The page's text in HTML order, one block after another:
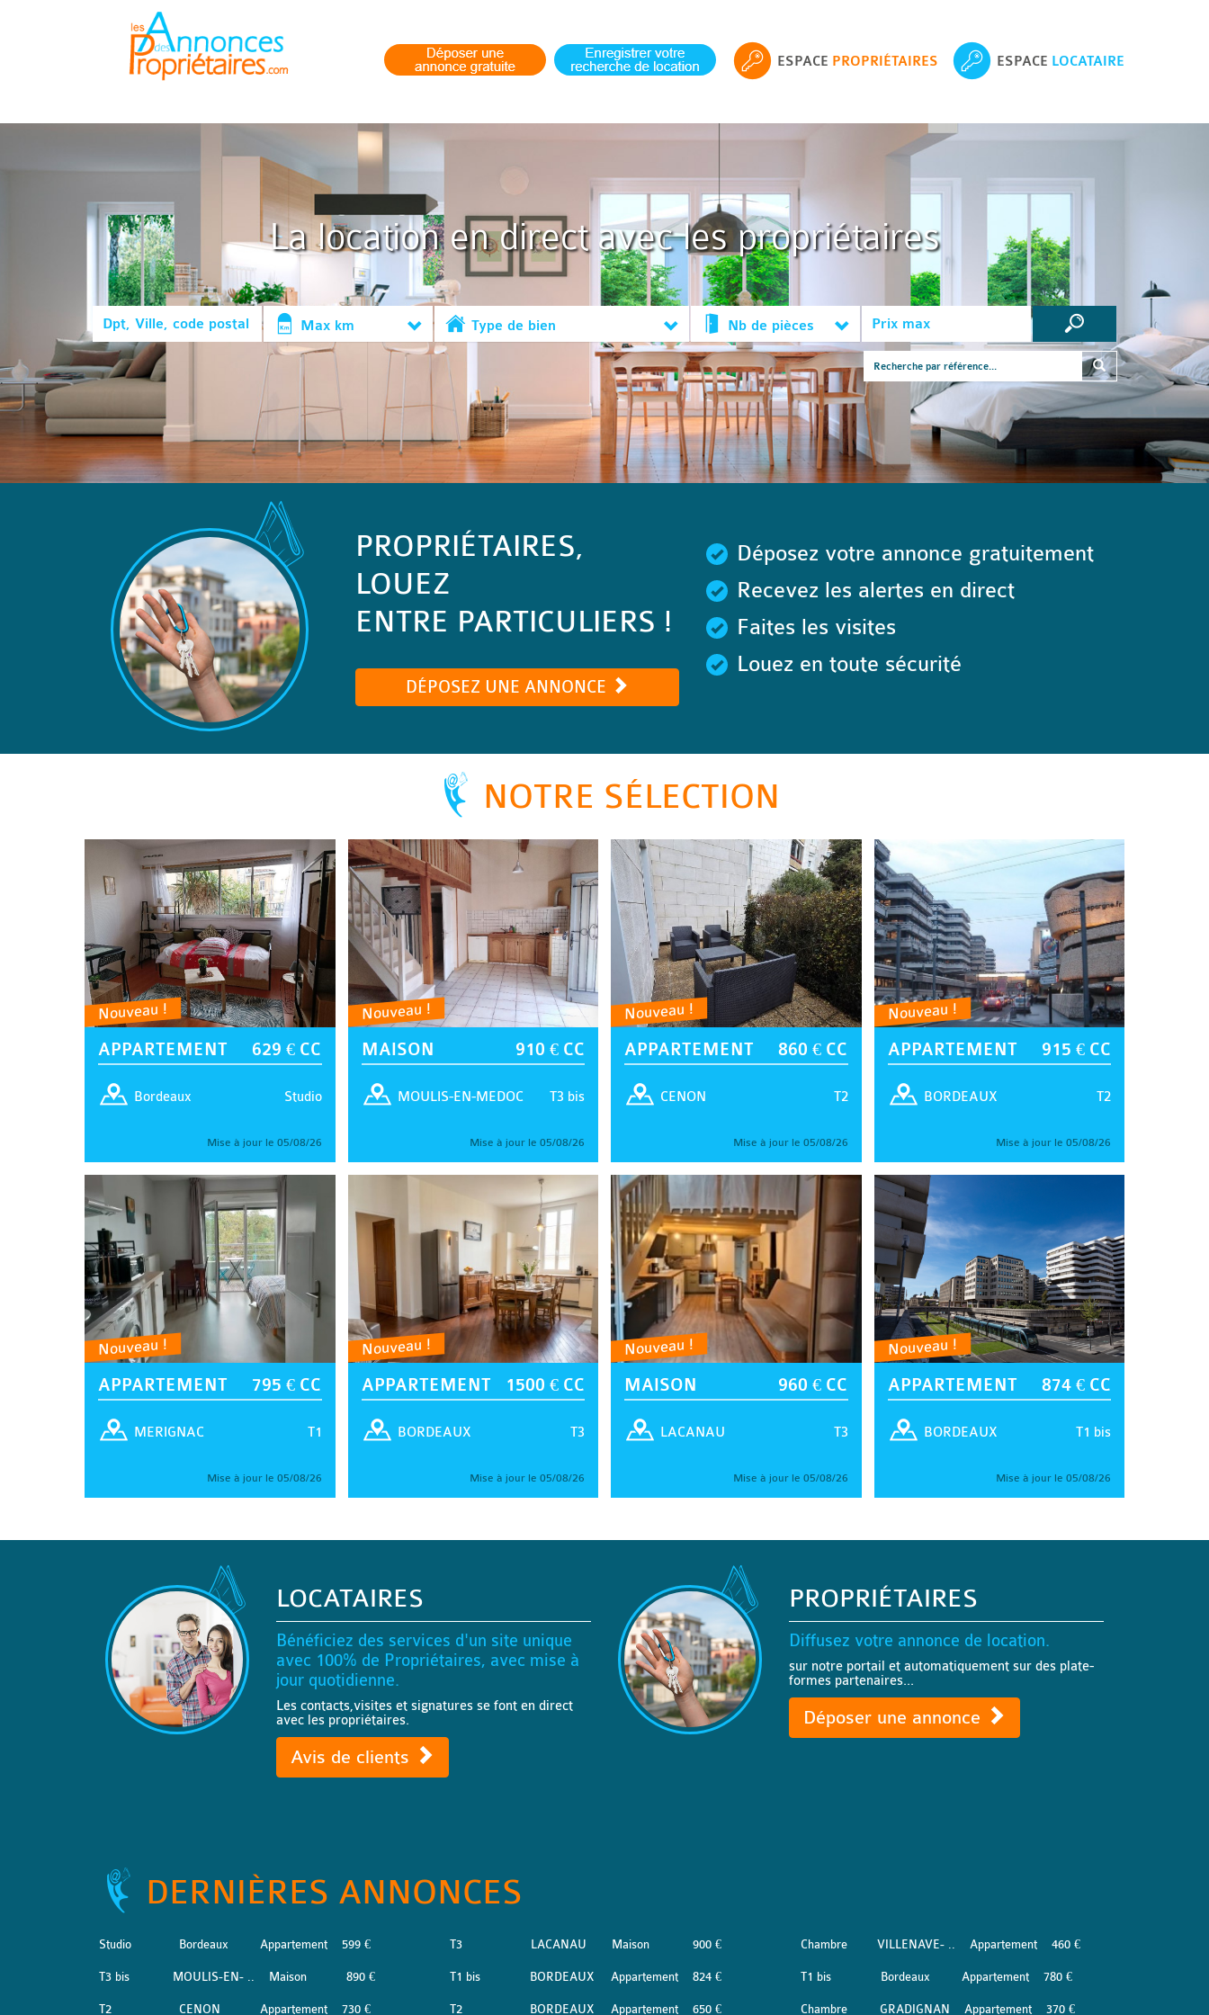
ESPACE PROPRIÉTAIRES ESPACE LOCATAIRE
La location en direct avec les propriétaires
Max km Type de bien Nb de pièces
PROPRIÉTAIRES,
LOUEZ
ENTRE PARTICULIERS !
DÉPOSEZ UNE ANNONCE
Déposez votre annonce gratuitement
Recevez les alertes en direct
Faites les visites
Louez en toute sécurité
NOTRE SÉLECTION
Nouveau !
APPARTEMENT 629 € CC
Studio
Bordeaux
Mise à jour le 05/08/26
Nouveau !
MAISON 910 € CC
T3 bis
MOULIS-EN-MEDOC
Mise à jour le 05/08/26
Nouveau !
APPARTEMENT 860 € CC
T2
CENON
Mise à jour le 05/08/26
Nouveau !
APPARTEMENT 915 € CC
T2
BORDEAUX
Mise à jour le 05/08/26
Nouveau !
APPARTEMENT 795 € CC
T1
MERIGNAC
Mise à jour le 05/08/26
Nouveau !
APPARTEMENT 1500 € CC
T3
BORDEAUX
Mise à jour le 05/08/26
Nouveau !
MAISON 960 € CC
T3
LACANAU
Mise à jour le 05/08/26
Nouveau !
APPARTEMENT 874 € CC
T1 bis
BORDEAUX
Mise à jour le 05/08/26
LOCATAIRES
Bénéficiez des services d'un site unique
avec 100% de Propriétaires, avec mise à
jour quotidienne.
Les contacts,visites et signatures se font en direct
avec les propriétaires.
Avis de clients
PROPRIÉTAIRES
Diffusez votre annonce de location.
sur notre portail et automatiquement sur des plate-
formes partenaires...
Déposer une annonce
DERNIÈRES ANNONCES
Studio Bordeaux Appartement 599 €
T3 bis MOULIS-EN- .. Maison 890 €
T2 CENON Appartement 730 €
T3 LACANAU Maison 900 €
T1 bis BORDEAUX Appartement 824 €
T2 BORDEAUX Appartement 650 €
Chambre VILLENAVE- .. Appartement 460 €
T1 bis Bordeaux Appartement 780 €
Chambre GRADIGNAN Appartement 370 €